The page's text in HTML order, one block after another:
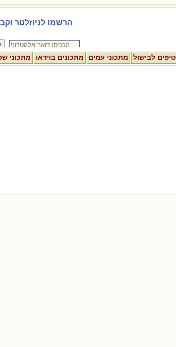
טיפים לבישול מתכוני עמים מתכונים בוידאו מתכוני